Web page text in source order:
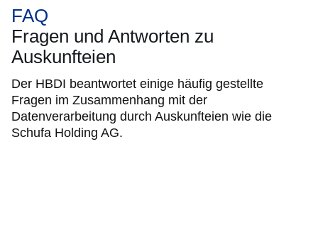
FAQ
Fragen und Antworten zu
Auskunfteien
Der HBDI beantwortet einige häufig gestellte
Fragen im Zusammenhang mit der
Datenverarbeitung durch Auskunfteien wie die
Schufa Holding AG.